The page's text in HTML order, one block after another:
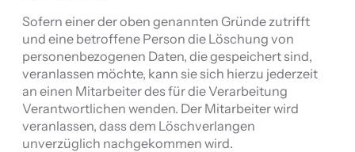
Sofern einer der oben genannten Gründe zutrifft
und eine betroffene Person die Löschung von
personenbezogenen Daten, die gespeichert sind,
veranlassen möchte, kann sie sich hierzu jederzeit
an einen Mitarbeiter des für die Verarbeitung
Verantwortlichen wenden. Der Mitarbeiter wird
veranlassen, dass dem Löschverlangen
unverzüglich nachgekommen wird.